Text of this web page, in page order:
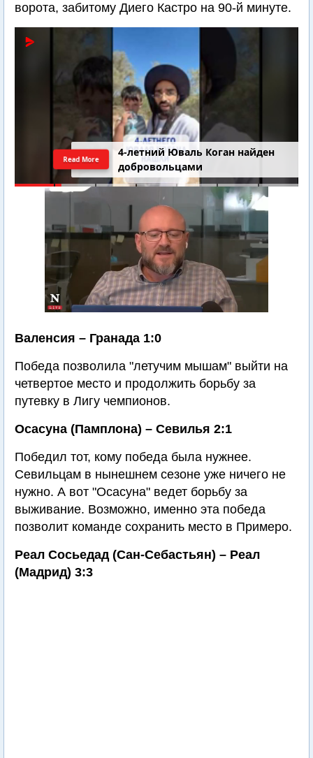
ворота, забитому Диего Кастро на 90-й минуте.
4-летний Юваль Коган найден
добровольцами
Read More
Валенсия – Гранада 1:0
Победа позволила "летучим мышам" выйти на
четвертое место и продолжить борьбу за
путевку в Лигу чемпионов.
Осасуна (Памплона) – Севилья 2:1
Победил тот, кому победа была нужнее.
Севильцам в нынешнем сезоне уже ничего не
нужно. А вот "Осасуна" ведет борьбу за
выживание. Возможно, именно эта победа
позволит команде сохранить место в Примеро.
Реал Сосьедад (Сан-Себастьян) – Реал
(Мадрид) 3:3